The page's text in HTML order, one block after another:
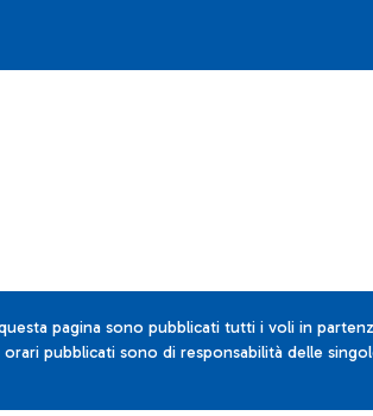
pagina sono pubblicati tutti i voli in
orari pubblicati sono di responsabilità delle